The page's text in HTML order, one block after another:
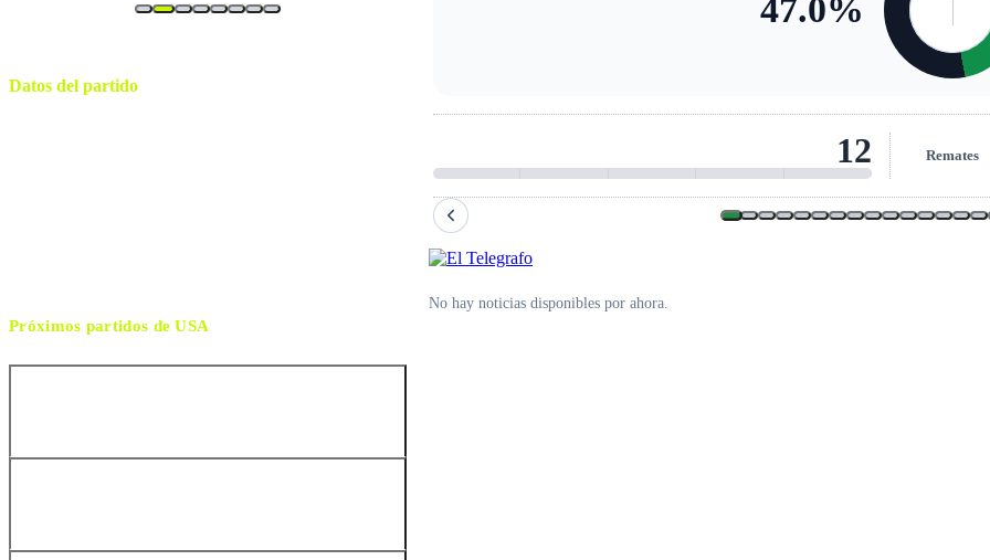
Datos del partido
Próximos partidos deUSA
47.0%
12 Remates
No hay noticias disponibles por ahora.